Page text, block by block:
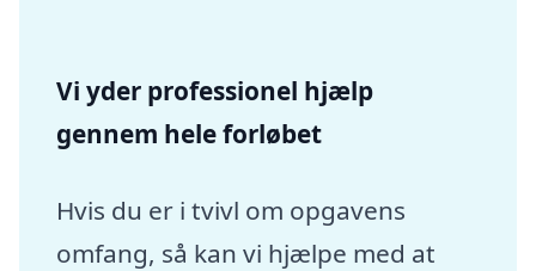
Vi yder professionel hjælp
gennem hele forløbet
Hvis du er i tvivl om opgavens
omfang, så kan vi hjælpe med at